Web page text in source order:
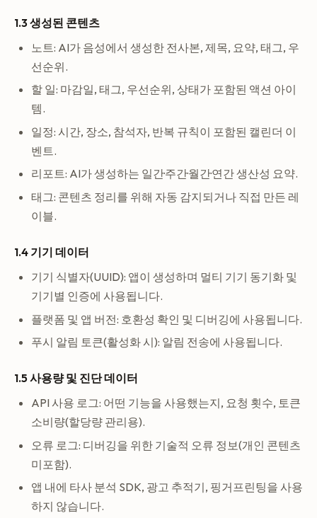
1.3 생성된 콘텐츠
노트: AI가 음성에서 생성한 전사본, 제목, 요약, 태그, 우
선순위.
할 일: 마감일, 태그, 우선순위, 상태가 포함된 액션 아이
템.
일정: 시간, 장소, 참석자, 반복 규칙이 포함된 캘린더 이
벤트.
리포트: AI가 생성하는 일간·주간·월간·연간 생산성 요약.
태그: 콘텐츠 정리를 위해 자동 감지되거나 직접 만든 레
이블.
1.4 기기 데이터
기기 식별자(UUID): 앱이 생성하며 멀티 기기 동기화 및
기기별 인증에 사용됩니다.
플랫폼 및 앱 버전: 호환성 확인 및 디버깅에 사용됩니다.
푸시 알림 토큰(활성화 시): 알림 전송에 사용됩니다.
1.5 사용량 및 진단 데이터
API 사용 로그: 어떤 기능을 사용했는지, 요청 횟수, 토큰
소비량(할당량 관리용).
오류 로그: 디버깅을 위한 기술적 오류 정보(개인 콘텐츠
미포함).
앱 내에 타사 분석 SDK, 광고 추적기, 핑거프린팅을 사용
하지 않습니다.